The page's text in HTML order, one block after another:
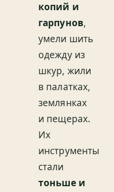
копий и
гарпунов,
умели шить
одежду из
шкур, жили
в палатках,
землянках
и пещерах.
Их
инструменты
стали
тоньше и